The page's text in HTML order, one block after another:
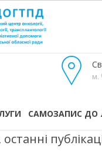
м.
САМОЗАПИС ДО